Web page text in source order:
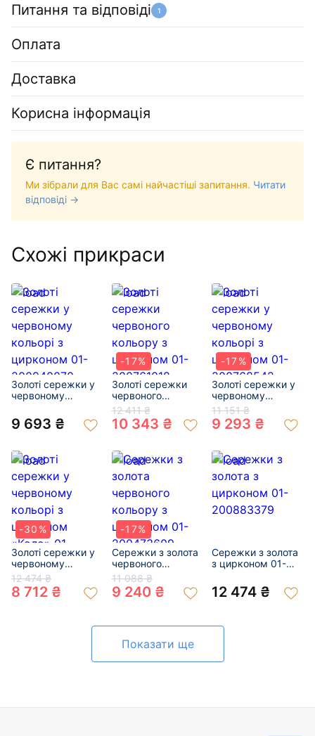
Питання та відповіді 1
Оплата
Доставка
Корисна інформація
Є питання?
Ми зібрали для Вас самі найчастіші запитання. Читати
відповіді →
Схожі прикраси
Золоті сережки у
червоному
цирконом 01-
200940070
9 693 ₴
-17%
Золоті сережки
червоного
кольору з
цирконом 01-
200761018
12 411 ₴
10 343 ₴
-17%
Золоті сережки у
червоному
кольорі з
цирконом 01-
200768542
11 151 ₴
9 293 ₴
-30%
Золоті сережки у
червоному
кольорі з
цирконом «Коло»
01-200320290
12 474 ₴
8 712 ₴
-17%
Сережки з золота
червоного
кольору з
цирконом 01-
200473609
11 088 ₴
9 240 ₴
Сережки з золота
з цирконом 01-
12 474 ₴
Показати ще